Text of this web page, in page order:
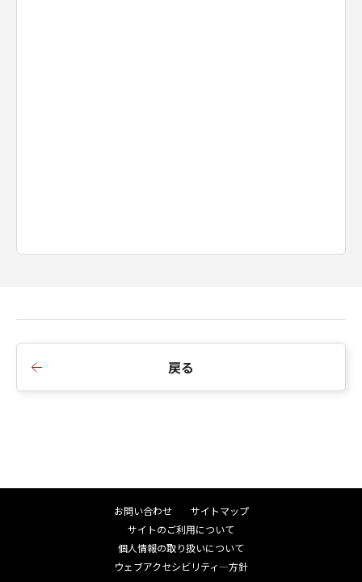
戻る
お問い合わせ
サイトマップ
サイトのご利用について
個人情報の取り扱いについて
ウェブアクセシビリティ―方針